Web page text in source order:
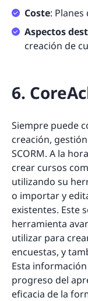
Coste:
Aspectos
creación de
6.
Siempre puede
creación,
SCORM. A la
crear cursos
utilizando su
o importar y
existentes. Este
herramienta
utilizar para
encuestas, y
Esta
progreso del
eficacia de la